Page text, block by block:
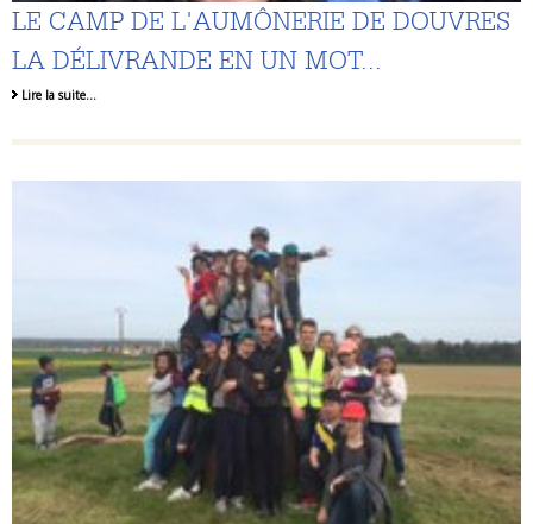
LE CAMP DE L'AUMÔNERIE DE DOUVRES
LA DÉLIVRANDE EN UN MOT...
Lire la suite…